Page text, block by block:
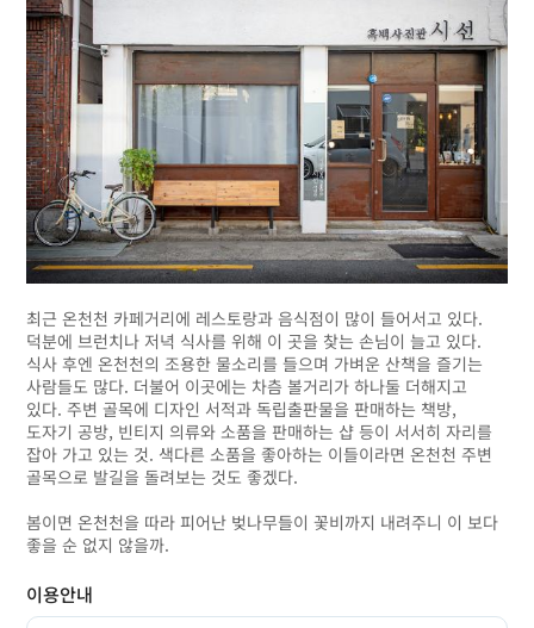
최근 온천천 카페거리에 레스토랑과 음식점이 많이 들어서고 있다.
덕분에 브런치나 저녁 식사를 위해 이 곳을 찾는 손님이 늘고 있다.
식사 후엔 온천천의 조용한 물소리를 들으며 가벼운 산책을 즐기는
사람들도 많다. 더불어 이곳에는 차츰 볼거리가 하나둘 더해지고
있다. 주변 골목에 디자인 서적과 독립출판물을 판매하는 책방,
도자기 공방, 빈티지 의류와 소품을 판매하는 샵 등이 서서히 자리를
잡아 가고 있는 것. 색다른 소품을 좋아하는 이들이라면 온천천 주변
골목으로 발길을 돌려보는 것도 좋겠다.
봄이면 온천천을 따라 피어난 벚나무들이 꽃비까지 내려주니 이 보다
좋을 순 없지 않을까.
이용안내